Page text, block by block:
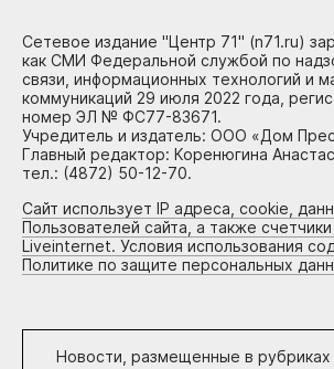
Сетевое издание "Центр 71" (n71.ru)
как СМИ Федеральной службой по
связи, информационных технологий и
коммуникаций 29 июля 2022 года,
номер ЭЛ № ФС77-83671.
Учредитель и издатель: ООО «Дом
Главный редактор: Коренюгина
тел.: (4872) 50-12-70.
Сайт использует IP адреса, cookie,
Пользователей сайта, а также
Liveinternet. Условия использования
Политике по защите персональных
Новости, размещенные в рубриках